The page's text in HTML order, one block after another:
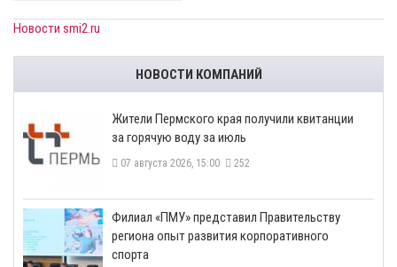
Новости smi2.ru
НОВОСТИ КОМПАНИЙ
​Жители Пермского края получили квитанции
за горячую воду за июль
07 августа 2026, 15:00 252
​Филиал «ПМУ» представил Правительству
региона опыт развития корпоративного
спорта